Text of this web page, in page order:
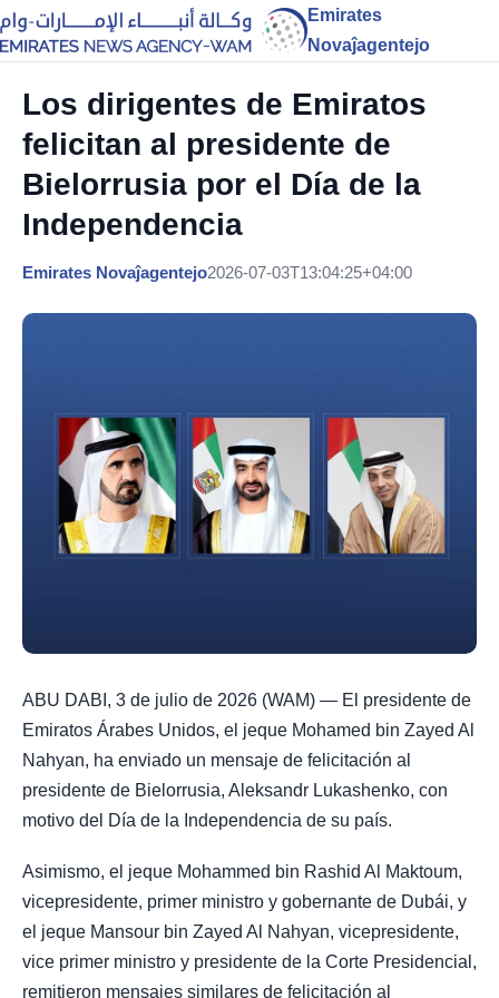
Emirates
Novaĵagentejo
Los dirigentes de Emiratos
felicitan al presidente de
Bielorrusia por el Día de la
Independencia
Emirates Novaĵagentejo2026-07-03T13:04:25+04:00
ABU DABI, 3 de julio de 2026 (WAM) — El presidente de
Emiratos Árabes Unidos, el jeque Mohamed bin Zayed Al
Nahyan, ha enviado un mensaje de felicitación al
presidente de Bielorrusia, Aleksandr Lukashenko, con
motivo del Día de la Independencia de su país.
Asimismo, el jeque Mohammed bin Rashid Al Maktoum,
vicepresidente, primer ministro y gobernante de Dubái, y
el jeque Mansour bin Zayed Al Nahyan, vicepresidente,
vice primer ministro y presidente de la Corte Presidencial,
remitieron mensajes similares de felicitación al